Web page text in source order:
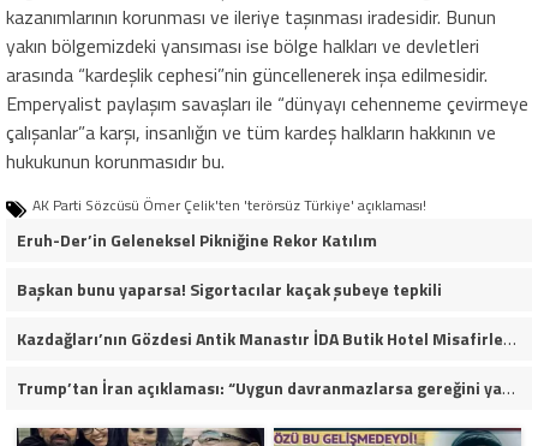
kazanımlarının korunması ve ileriye taşınması iradesidir. Bunun
yakın bölgemizdeki yansıması ise bölge halkları ve devletleri
arasında “kardeşlik cephesi”nin güncellenerek inşa edilmesidir.
Emperyalist paylaşım savaşları ile “dünyayı cehenneme çevirmeye
çalışanlar”a karşı, insanlığın ve tüm kardeş halkların hakkının ve
hukukunun korunmasıdır bu.
AK Parti Sözcüsü Ömer Çelik'ten 'terörsüz Türkiye' açıklaması!
Eruh-Der’in Geleneksel Pikniğine Rekor Katılım
Başkan bunu yaparsa! Sigortacılar kaçak şubeye tepkili
Kazdağları’nın Gözdesi Antik Manastır İDA Butik Hotel Misafirlerinden Tam Not Alıyor
Trump’tan İran açıklaması: “Uygun davranmazlarsa gereğini yaparım”